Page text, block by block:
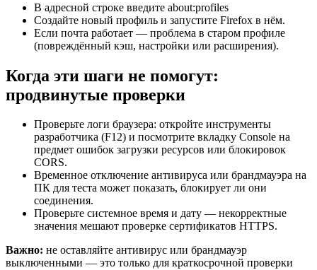
В адресной строке введите about:profiles
Создайте новый профиль и запустите Firefox в нём.
Если почта работает — проблема в старом профиле
(повреждённый кэш, настройки или расширения).
Когда эти шаги не помогут:
продвинутые проверки
Проверьте логи браузера: откройте инструменты
разработчика (F12) и посмотрите вкладку Console на
предмет ошибок загрузки ресурсов или блокировок
CORS.
Временное отключение антивируса или брандмауэра на
ПК для теста может показать, блокирует ли они
соединения.
Проверьте системное время и дату — некорректные
значения мешают проверке сертификатов HTTPS.
Важно: не оставляйте антивирус или брандмауэр
выключенными — это только для краткосрочной проверки